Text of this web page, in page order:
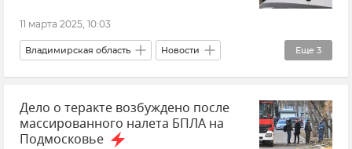
11 марта 2025, 10:03
Еще 3
Владимирская область Новости
Беспилотник (БПЛА, дрон) Эвакуация
Происшествия
Дело о теракте возбуждено после
массированного налета БПЛА на
Подмосковье